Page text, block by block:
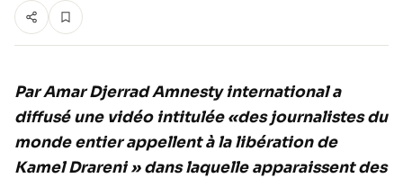
Par Amar DjerradAmnesty international a
diffusé une vidéo intitulée «des journalistes du
monde entier appellent à la libération de
Kamel Drareni » dans laquelle apparaissent des